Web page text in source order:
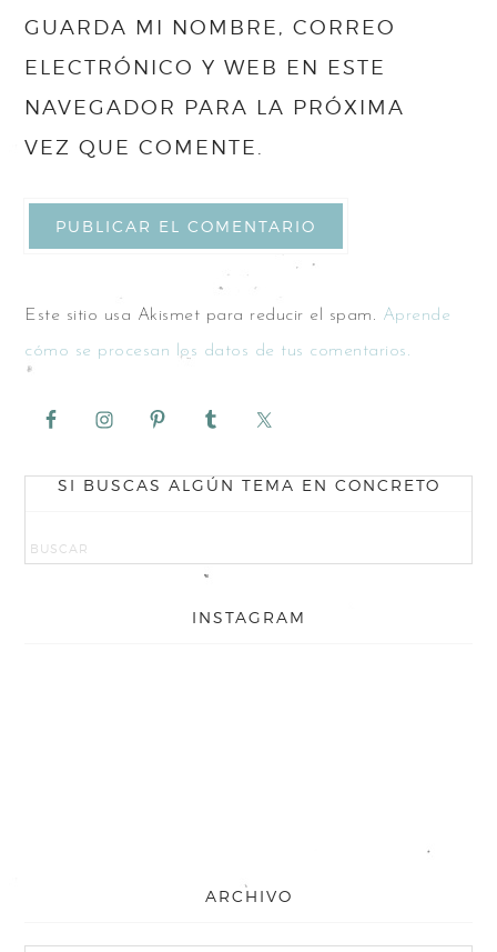
GUARDA MI NOMBRE, CORREO
ELECTRÓNICO Y WEB EN ESTE
NAVEGADOR PARA LA PRÓXIMA
VEZ QUE COMENTE.
Este sitio usa Akismet para reducir el spam. Aprende
cómo se procesan los datos de tus comentarios.
SI BUSCAS ALGÚN TEMA EN CONCRETO
INSTAGRAM
ARCHIVO